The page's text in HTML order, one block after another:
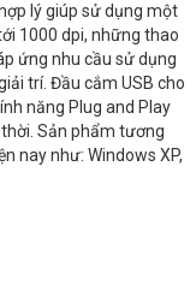
lý giúp sử dụng một
1000 dpi, những thao
ứng nhu cầu sử dụng
trí. Đầu cắm USB cho
năng Plug and Play
Sản phẩm tương
nay như: Windows XP,